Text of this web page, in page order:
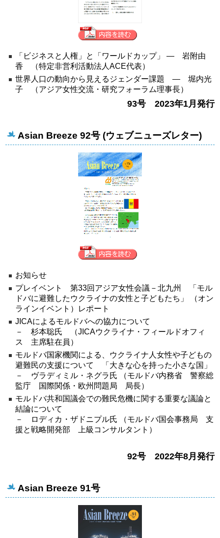
「ビジネスと人権」と「ワールドカップ」 ― 岩附由
香 （特定非営利活動法人ACE代表）
世界人口の動向から見えるジェンダー課題 ― 堀内光
子 （アジア女性交流・研究フォーラム理事長）
93号 2023年1月発行
Asian Breeze 92号 (ウェブニューズレター)
お知らせ
プレイベント 第33回アジア女性会議－北九州 「モル
ドバに避難したウクライナの女性と子どもたち」 （オン
ラインイベント）レポート
JICAによるモルドバへの協力について
－ 杉本聡氏 （JICAウクライナ・フィールドオフィ
ス 主席駐在員）
モルドバ国家機関による、ウクライナ人女性や子どもの
避難民の支援について 「大きな心を持った小さな国」
－ ヴラディミル・ネグラ氏 （モルドバ内務省 警察総
監庁 国際関係・欧州問題局 局長）
モルドバ共和国議会での難民危機に関する重要な議論と
結論について
－ ロディカ・ザドニプル氏 （モルドバ国会事務局 支
援と戦略開発部 上級コンサルタント）
92号 2022年8月発行
Asian Breeze 91号